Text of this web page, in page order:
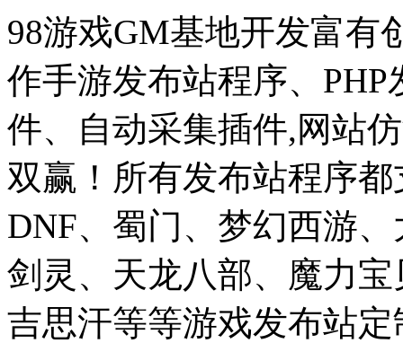
98游戏GM基地开发富有
作手游发布站程序、
件、自动采集插件,网站
双赢！所有发布站程序
DNF、蜀门、梦幻西游
剑灵、天龙八部、魔力
吉思汗等等游戏发布站定